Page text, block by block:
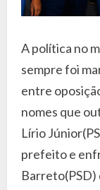
A política no
sempre foi
entre
nomes que
Lírio
prefeito e